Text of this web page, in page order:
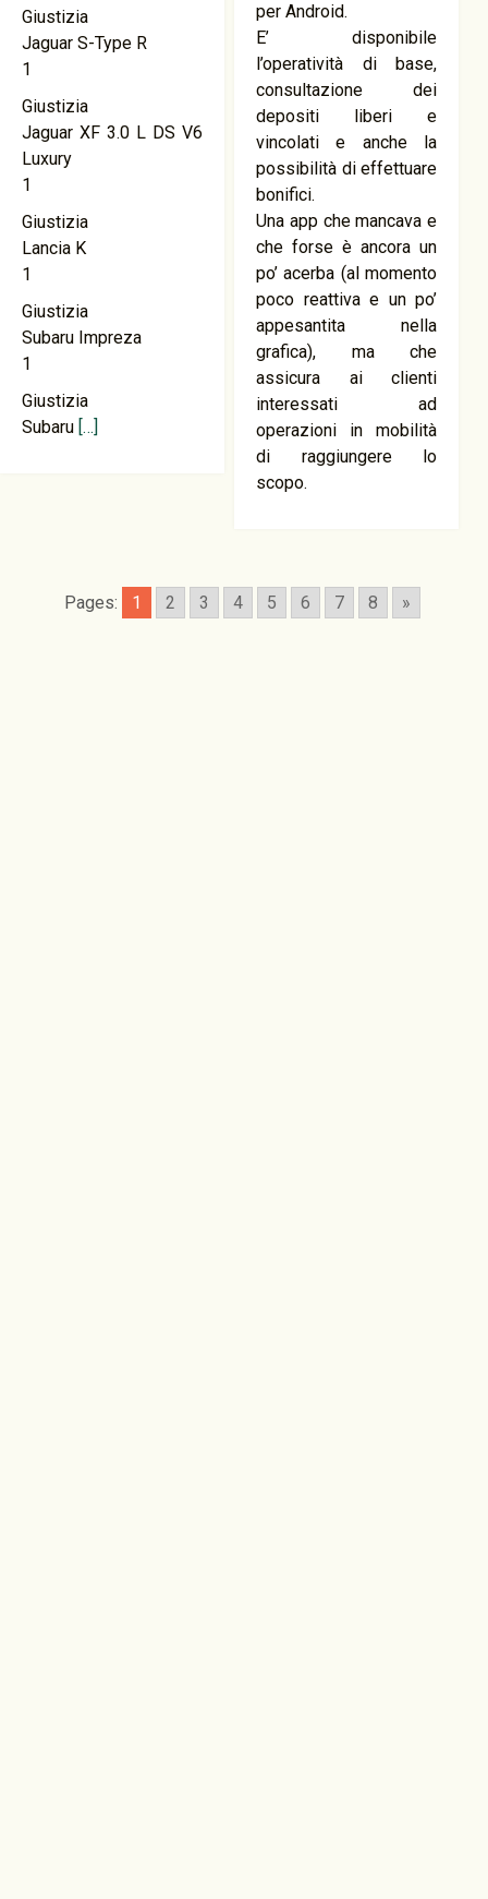
Giustizia
Jaguar S-Type R
1
Giustizia
Jaguar XF 3.0 L DS V6
Luxury
1
Giustizia
Lancia K
1
Giustizia
Subaru Impreza
1
Giustizia
Subaru […]
per Android.
E’ disponibile
l’operatività di base,
consultazione dei
depositi liberi e
vincolati e anche la
possibilità di effettuare
bonifici.
Una app che mancava e
che forse è ancora un
po’ acerba (al momento
poco reattiva e un po’
appesantita nella
grafica), ma che
assicura ai clienti
interessati ad
operazioni in mobilità
di raggiungere lo
scopo.
Pages: 1 2 3 4 5 6 7 8 »